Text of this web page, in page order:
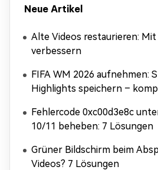
Neue Artikel
Alte Videos restaurieren:
verbessern
FIFA WM 2026 aufnehmen:
Highlights speichern –
Fehlercode 0xc00d3e8c
10/11 beheben: 7 Lösungen
Grüner Bildschirm beim
Videos? 7 Lösungen